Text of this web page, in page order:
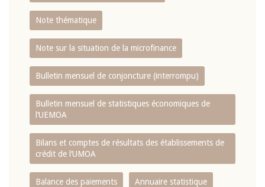
Note thématique
Note sur la situation de la microfinance
Bulletin mensuel de conjoncture (interrompu)
Bulletin mensuel de statistiques économiques de
l‘UEMOA
Bilans et comptes de résultats des établissements de
crédit de l‘UMOA
Balance des paiements Annuaire statistique